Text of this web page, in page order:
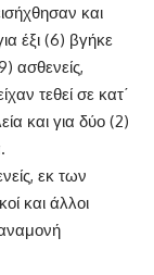
και
έξι (6) βγήκε
ασθενείς,
τεθεί σε κατ΄
και για δύο (2)
εκ των
και άλλοι